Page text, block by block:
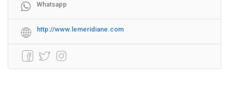
Whatsapp
http://www.lemeridiane.com